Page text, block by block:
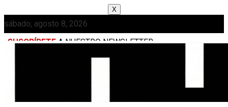
X
sábado, agosto 8, 2026
SUSCRÍBETE A NUESTRO NEWSLETTER